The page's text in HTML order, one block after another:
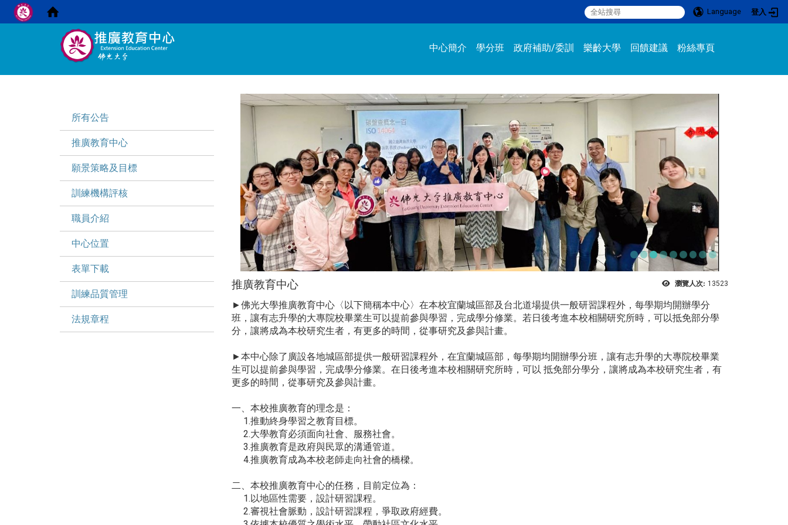
Language
登入
:::
中心簡介
學分班 政府補助/委訓 樂齡大學 回饋建議 粉絲專頁
所有公告
推廣教育中心
願景策略及目標
訓練機構評核
職員介紹
中心位置
表單下載
訓練品質管理
法規章程
瀏覽人次: 13523
推廣教育中心
►佛光大學推廣教育中心〈以下簡稱本中心〉在本校宜蘭城區部及台北道場提供一般研習課程外，每學期均開辦學分
班，讓有志升學的大專院校畢業生可以提前參與學習，完成學分修業。若日後考進本校相關研究所時，可以抵免部分學
分，讓將成為本校研究生者，有更多的時間，從事研究及參與計畫。
►本中心除了廣設各地城區部提供一般研習課程外，在宜蘭城區部，每學期均開辦學分班，讓有志升學的大專院校畢業
生可以提前參與學習，完成學分修業。在日後考進本校相關研究所時，可以 抵免部分學分，讓將成為本校研究生者，有
更多的時間，從事研究及參與計畫。
一、本校推廣教育的理念是：
1.推動終身學習之教育目標。
2.大學教育必須面向社會、服務社會。
3.推廣教育是政府與民眾的溝通管道。
4.推廣教育成為本校老師走向社會的橋樑。
二、本校推廣教育中心的任務，目前定位為：
1.以地區性需要，設計研習課程。
2.審視社會脈動，設計研習課程，爭取政府經費。